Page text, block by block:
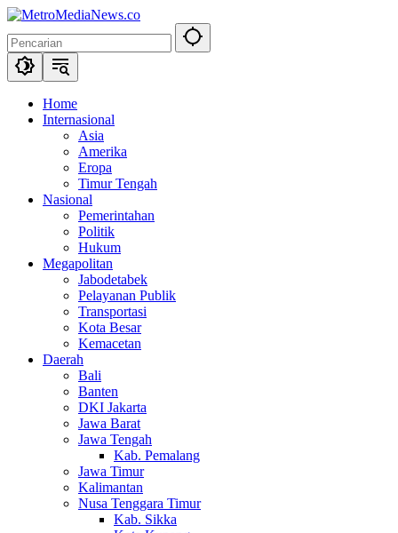
Langsung
konten
Home
Internasional
Asia
Amerika
Eropa
Timur Tengah
Nasional
Pemerintahan
Politik
Hukum
Megapolitan
Jabodetabek
Pelayanan Publik
Transportasi
Kota Besar
Kemacetan
Daerah
Bali
Banten
DKI Jakarta
Jawa Barat
Jawa Tengah
Kab. Pemalang
Jawa Timur
Kalimantan
Nusa Tenggara Timur
Kab. Sikka